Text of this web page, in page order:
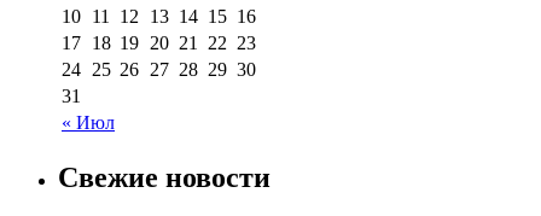
« Июл
10 11 12 13 14 15 16
17 18 19 20 21 22 23
24 25 26 27 28 29 30
31
Свежие новости